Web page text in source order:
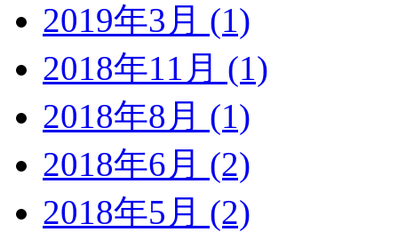
2019年3月 (1)
2018年11月 (1)
2018年8月 (1)
2018年6月 (2)
2018年5月 (2)